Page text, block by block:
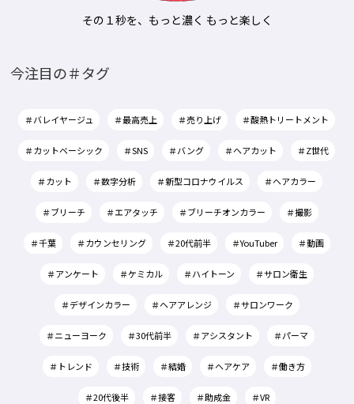
その１秒を、もっと濃く もっと楽しく
今注目の＃タグ
＃バレイヤージュ ＃最高売上 ＃売り上げ ＃酸熱トリートメント
＃カットベーシック ＃SNS ＃バング ＃ヘアカット ＃Z世代
＃カット ＃数字分析 ＃新型コロナウイルス ＃ヘアカラー
＃ブリーチ ＃エアタッチ ＃ブリーチオンカラー ＃撮影
＃千葉 ＃カウンセリング ＃20代前半 ＃YouTuber ＃動画
＃アンケート ＃ケミカル ＃ハイトーン ＃サロン衛生
＃デザインカラー ＃ヘアアレンジ ＃サロンワーク
＃ニューヨーク ＃30代前半 ＃アシスタント ＃パーマ
＃トレンド ＃技術 ＃結婚 ＃ヘアケア ＃働き方
＃20代後半 ＃接客 ＃助成金 ＃VR